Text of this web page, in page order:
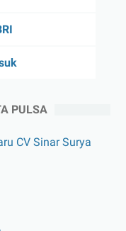
PULSA
CV Sinar Surya